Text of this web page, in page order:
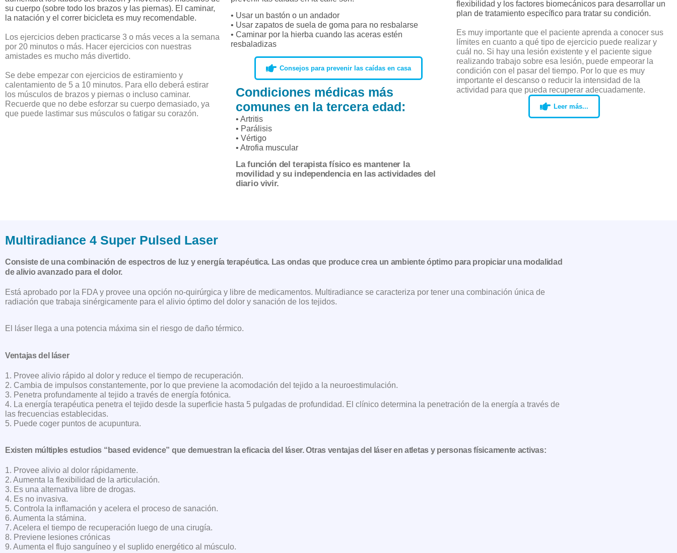
su cuerpo (sobre todo los brazos y las piernas). El caminar,
la natación y el correr bicicleta es muy recomendable.
Los ejercicios deben practicarse 3 o más veces a la semana
por 20 minutos o más. Hacer ejercicios con nuestras
amistades es mucho más divertido.
Se debe empezar con ejercicios de estiramiento y
calentamiento de 5 a 10 minutos. Para ello deberá estirar
los músculos de brazos y piernas o incluso caminar.
Recuerde que no debe esforzar su cuerpo demasiado, ya
que puede lastimar sus músculos o fatigar su corazón.
• Usar un bastón o un andador
• Usar zapatos de suela de goma para no resbalarse
• Caminar por la hierba cuando las aceras estén
resbaladizas
Consejos para prevenir las caídas en casa
Condiciones médicas más
comunes en la tercera edad:
• Artritis
• Parálisis
• Vértigo
• Atrofia muscular
La función del terapista físico es mantener la
movilidad y su independencia en las actividades del
diario vivir.
flexibilidad y los factores biomecánicos para desarrollar un
plan de tratamiento específico para tratar su condición.
Es muy importante que el paciente aprenda a conocer sus
límites en cuanto a qué tipo de ejercicio puede realizar y
cuál no. Si hay una lesión existente y el paciente sigue
realizando trabajo sobre esa lesión, puede empeorar la
condición con el pasar del tiempo. Por lo que es muy
importante el descanso o reducir la intensidad de la
actividad para que pueda recuperar adecuadamente.
Leer más...
Multiradiance 4 Super Pulsed Laser
Consiste de una combinación de espectros de luz y energía terapéutica. Las ondas que produce crea un ambiente óptimo para propiciar una modalidad
de alivio avanzado para el dolor.
Está aprobado por la FDA y provee una opción no-quirúrgica y libre de medicamentos. Multiradiance se caracteriza por tener una combinación única de
radiación que trabaja sinérgicamente para el alivio óptimo del dolor y sanación de los tejidos.
El láser llega a una potencia máxima sin el riesgo de daño térmico.
Ventajas del láser
1. Provee alivio rápido al dolor y reduce el tiempo de recuperación.
2. Cambia de impulsos constantemente, por lo que previene la acomodación del tejido a la neuroestimulación.
3. Penetra profundamente al tejido a través de energía fotónica.
4. La energía terapéutica penetra el tejido desde la superficie hasta 5 pulgadas de profundidad. El clínico determina la penetración de la energía a través de
las frecuencias establecidas.
5. Puede coger puntos de acupuntura.
Existen múltiples estudios “based evidence” que demuestran la eficacia del láser. Otras ventajas del láser en atletas y personas físicamente activas:
1. Provee alivio al dolor rápidamente.
2. Aumenta la flexibilidad de la articulación.
3. Es una alternativa libre de drogas.
4. Es no invasiva.
5. Controla la inflamación y acelera el proceso de sanación.
6. Aumenta la stámina.
7. Acelera el tiempo de recuperación luego de una cirugía.
8. Previene lesiones crónicas
9. Aumenta el flujo sanguíneo y el suplido energético al músculo.